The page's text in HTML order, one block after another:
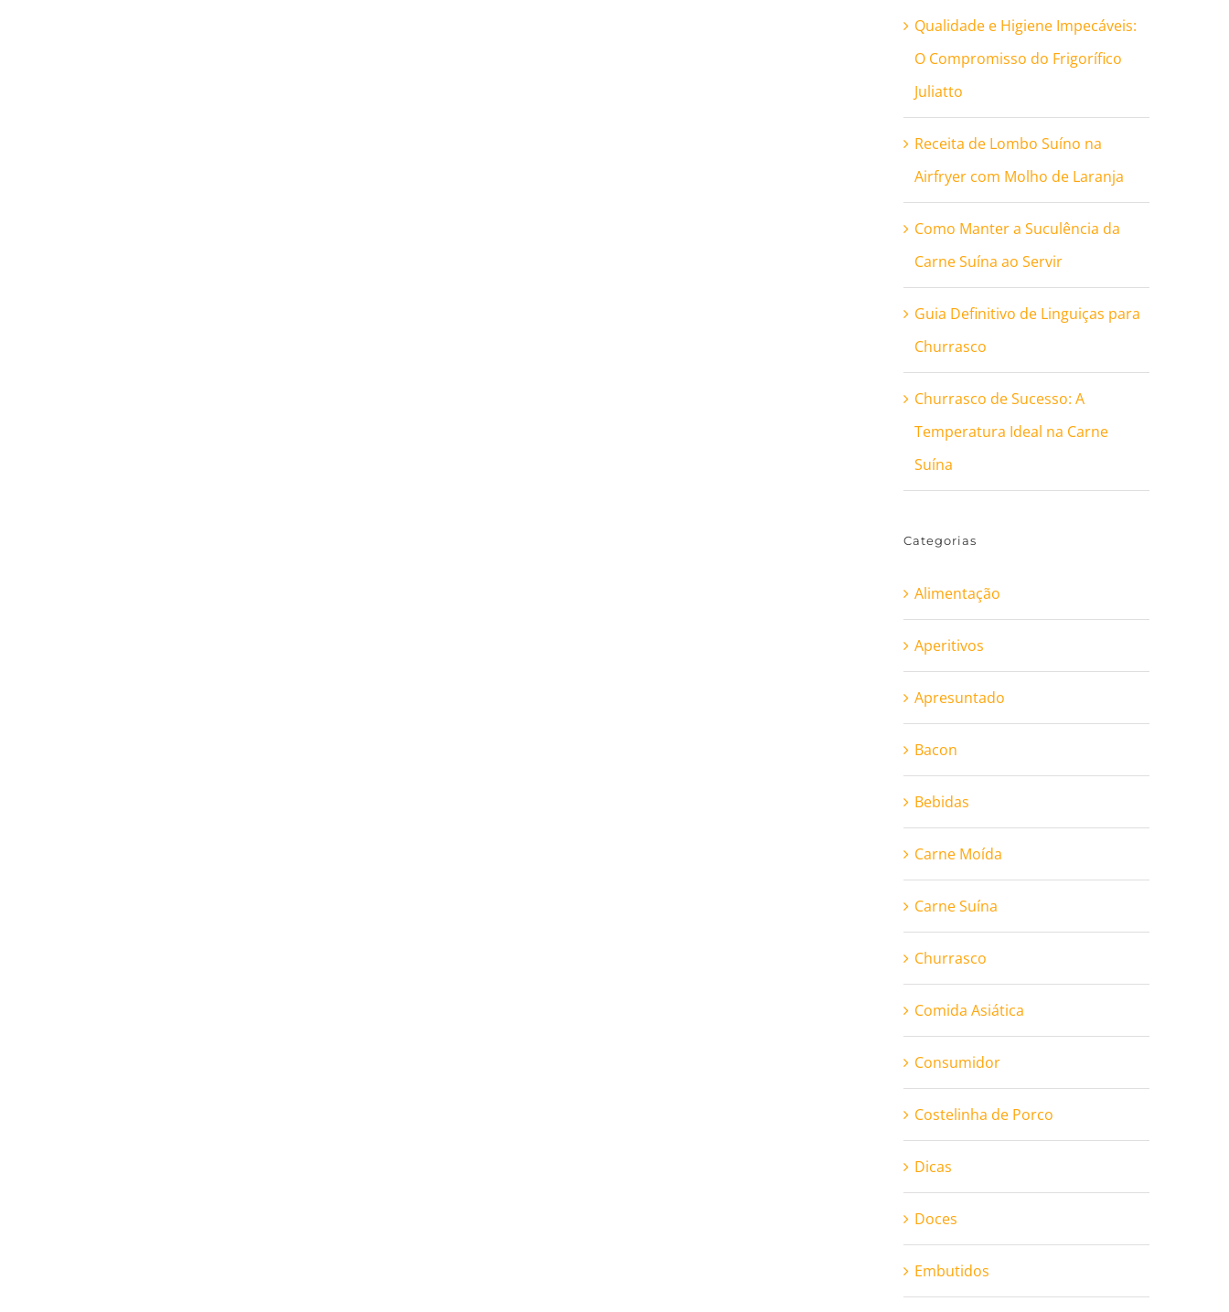
Qualidade e Higiene Impecáveis:
O Compromisso do Frigorífico
Juliatto
Receita de Lombo Suíno na
Airfryer com Molho de Laranja
Como Manter a Suculência da
Carne Suína ao Servir
Guia Definitivo de Linguiças para
Churrasco
Churrasco de Sucesso: A
Temperatura Ideal na Carne
Suína
Categorias
Alimentação
Aperitivos
Apresuntado
Bacon
Bebidas
Carne Moída
Carne Suína
Churrasco
Comida Asiática
Consumidor
Costelinha de Porco
Dicas
Doces
Embutidos